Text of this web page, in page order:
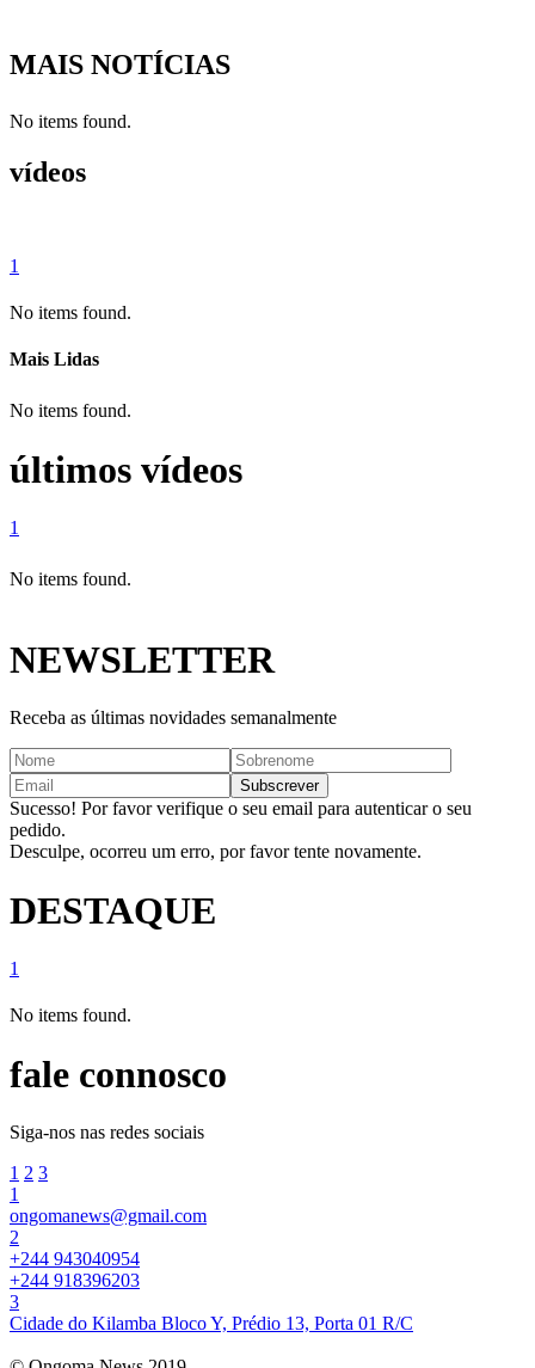
MAIS NOTÍCIAS
No items found.
vídeos
1
No items found.
Mais Lidas
No items found.
últimos vídeos
1
No items found.
NEWSLETTER
Receba as últimas novidades semanalmente
Sucesso! Por favor verifique o seu email para autenticar o seu
pedido.
Desculpe, ocorreu um erro, por favor tente novamente.
DESTAQUE
1
No items found.
fale connosco
Siga-nos nas redes sociais
1 2 3
1
ongomanews@gmail.com
2
+244 943040954
+244 918396203
3
Cidade do Kilamba Bloco Y, Prédio 13, Porta 01 R/C